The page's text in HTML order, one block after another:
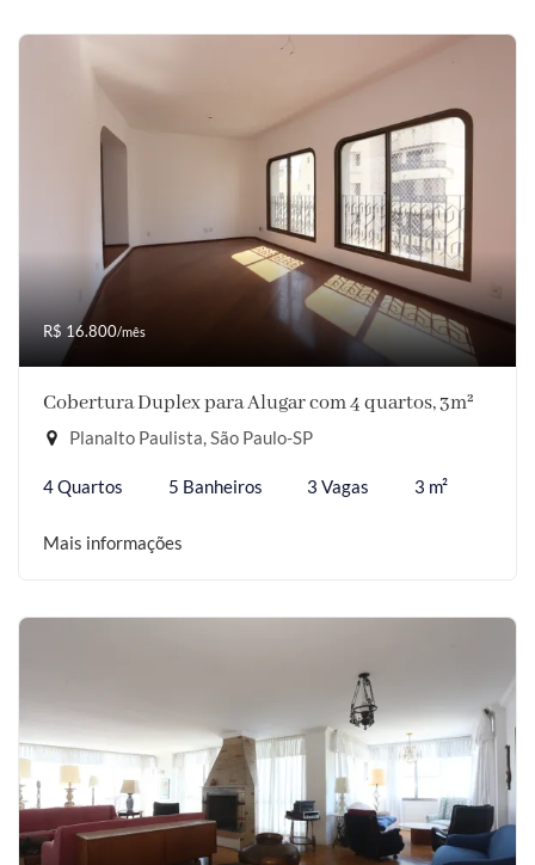
R$ 16.800/mês
Cobertura Duplex para Alugar com 4 quartos, 3m²
Planalto Paulista, São Paulo-SP
4 Quartos 5 Banheiros 3 Vagas 3 m²
Mais informações